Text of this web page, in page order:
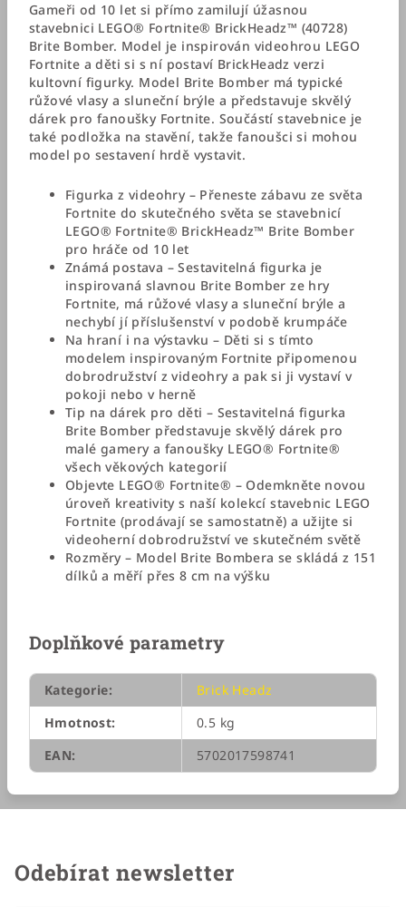
Gameři od 10 let si přímo zamilují úžasnou
stavebnici LEGO® Fortnite® BrickHeadz™ (40728)
Brite Bomber. Model je inspirován videohrou LEGO
Fortnite a děti si s ní postaví BrickHeadz verzi
kultovní figurky. Model Brite Bomber má typické
růžové vlasy a sluneční brýle a představuje skvělý
dárek pro fanoušky Fortnite. Součástí stavebnice je
také podložka na stavění, takže fanoušci si mohou
model po sestavení hrdě vystavit.
Figurka z videohry – Přeneste zábavu ze světa
Fortnite do skutečného světa se stavebnicí
LEGO® Fortnite® BrickHeadz™ Brite Bomber
pro hráče od 10 let
Známá postava – Sestavitelná figurka je
inspirovaná slavnou Brite Bomber ze hry
Fortnite, má růžové vlasy a sluneční brýle a
nechybí jí příslušenství v podobě krumpáče
Na hraní i na výstavku – Děti si s tímto
modelem inspirovaným Fortnite připomenou
dobrodružství z videohry a pak si ji vystaví v
pokoji nebo v herně
Tip na dárek pro děti – Sestavitelná figurka
Brite Bomber představuje skvělý dárek pro
malé gamery a fanoušky LEGO® Fortnite®
všech věkových kategorií
Objevte LEGO® Fortnite® – Odemkněte novou
úroveň kreativity s naší kolekcí stavebnic LEGO
Fortnite (prodávají se samostatně) a užijte si
videoherní dobrodružství ve skutečném světě
Rozměry – Model Brite Bombera se skládá z 151
dílků a měří přes 8 cm na výšku
Doplňkové parametry
Kategorie:
Brick Headz
Hmotnost:
0.5 kg
EAN: 5702017598741
Odebírat newsletter